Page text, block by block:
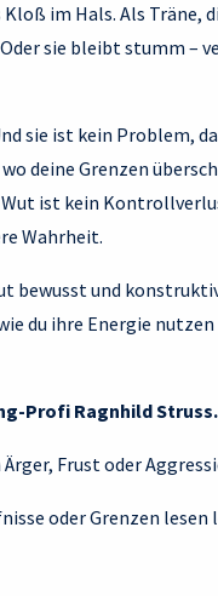
im Hals. Als Träne,
sie bleibt stumm –
sie ist kein Problem,
deine Grenzen
ist kein
Wahrheit.
bewusst und
du ihre Energie
Profi Ragnhild
Frust oder
oder Grenzen lesen